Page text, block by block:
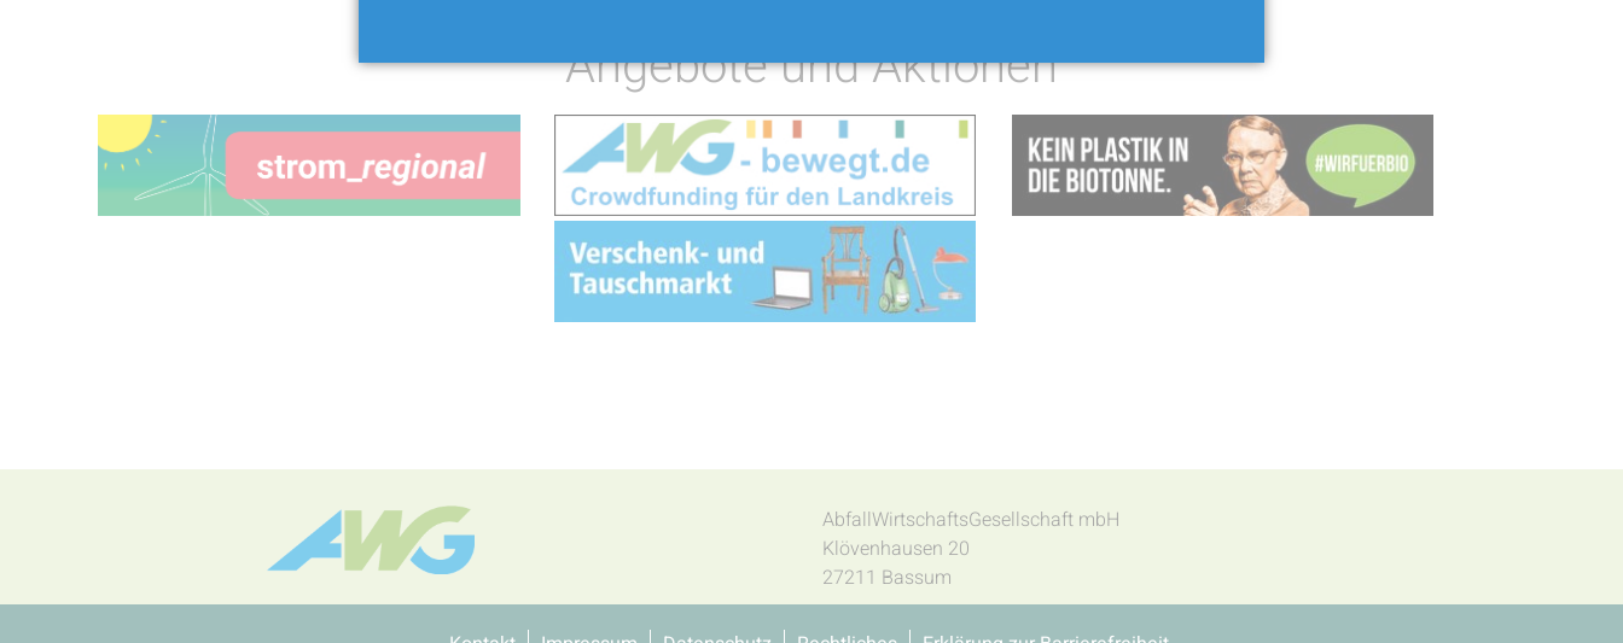
Angebote und Aktionen
AbfallWirtschaftsGesellschaft mbH
Klövenhausen 20
27211 Bassum